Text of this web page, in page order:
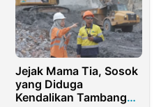
Jejak Mama Tia, Sosok
yang Diduga
Kendalikan Tambang